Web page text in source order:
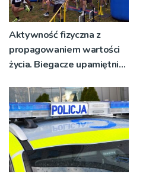
Aktywność fizyczna z
propagowaniem wartości
życia. Biegacze upamiętnili